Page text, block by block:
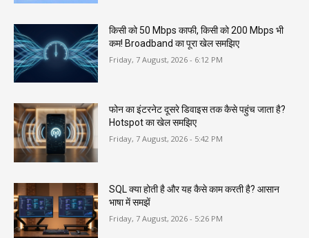
किसी को 50 Mbps काफी, किसी को 200 Mbps भी
कम! Broadband का पूरा खेल समझिए
Friday, 7 August, 2026 - 6:12 PM
फोन का इंटरनेट दूसरे डिवाइस तक कैसे पहुंच जाता है?
Hotspot का खेल समझिए
Friday, 7 August, 2026 - 5:42 PM
SQL क्या होती है और यह कैसे काम करती है? आसान
भाषा में समझें
Friday, 7 August, 2026 - 5:26 PM